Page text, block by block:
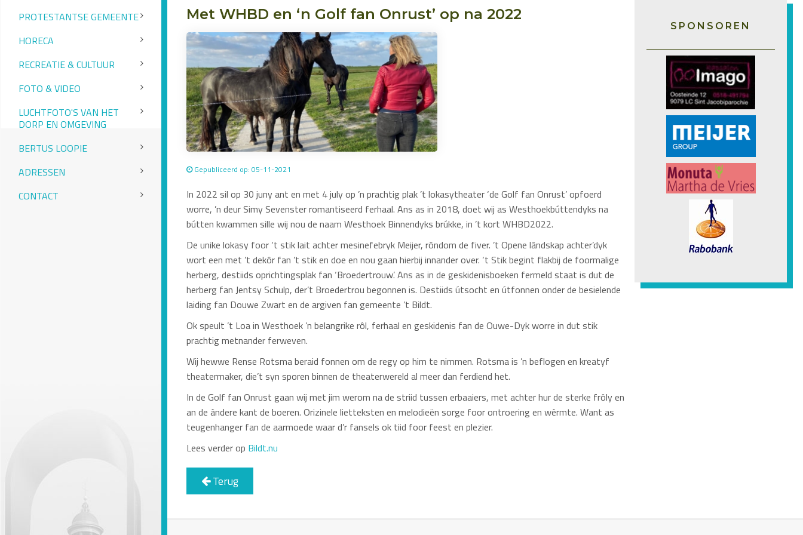
PROTESTANTSE GEMEENTE
HORECA
RECREATIE & CULTUUR
FOTO & VIDEO
LUCHTFOTO'S VAN HET
DORP EN OMGEVING
BERTUS LOOPIE
ADRESSEN
CONTACT
Met WHBD en ‘n Golf fan Onrust’ op na 2022
Gepubliceerd op: 05-11-2021
In 2022 sil op 30 juny ant en met 4 july op ’n prachtig plak ’t lokasytheater ‘de Golf fan Onrust’ opfoerd
worre, ’n deur Simy Sevenster romantiseerd ferhaal. Ans as in 2018, doet wij as Westhoekbúttendyks na
bútten kwammen sille wij nou de naam Westhoek Binnendyks brúkke, in ’t kort WHBD2022.
De unike lokasy foor ‘t stik lait achter mesinefebryk Meijer, rôndom de fiver. ’t Opene lândskap achter’dyk
wort een met ’t dekôr fan ’t stik en doe en nou gaan hierbij innander over. ‘t Stik begint flakbij de foormalige
herberg, destiids oprichtingsplak fan ‘Broedertrouw’. Ans as in de geskidenisboeken fermeld staat is dut de
herberg fan Jentsy Schulp, der’t Broedertrou begonnen is. Destiids útsocht en útfonnen onder de besielende
laiding fan Douwe Zwart en de argiven fan gemeente ’t Bildt.
Ok speult ’t Loa in Westhoek ’n belangrike rôl, ferhaal en geskidenis fan de Ouwe-Dyk worre in dut stik
prachtig metnander ferweven.
Wij hewwe Rense Rotsma beraid fonnen om de regy op him te nimmen. Rotsma is ’n beflogen en kreatyf
theatermaker, die’t syn sporen binnen de theaterwereld al meer dan ferdiend het.
In de Golf fan Onrust gaan wij met jim werom na de striid tussen erbaaiers, met achter hur de sterke frôly en
an de ândere kant de boeren. Orizinele lietteksten en melodieën sorge foor ontroering en wêrmte. Want as
teugenhanger fan de aarmoede waar d’r fansels ok tiid foor feest en plezier.
Lees verder op Bildt.nu
Terug
SPONSOREN